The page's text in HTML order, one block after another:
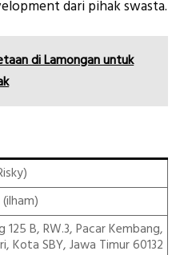
dari pihak swasta.
di Lamongan untuk
(ilham)
125 B, RW.3, Pacar Kembang,
Kota SBY, Jawa Timur 60132